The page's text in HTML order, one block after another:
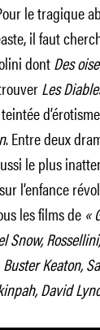
le tragique
il faut
dontDes
Les
. Entre deux
le plus
l’enfance
les films de «
Keaton,
David